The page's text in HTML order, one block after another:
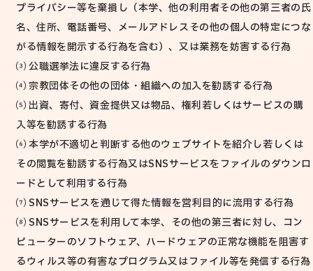
プライバシー等を棄損し（本学、他の利用者その他の第三者の氏
名、住所、電話番号、メールアドレスその他の個人の特定につな
がる情報を開示する行為を含む）、又は業務を妨害する行為
⑶ 公職選挙法に違反する行為
⑷ 宗教団体その他の団体・組織への加入を勧誘する行為
⑸ 出資、寄付、資金提供又は物品、権利若しくはサービスの購
入等を勧誘する行為
⑹ 本学が不適切と判断する他のウェブサイトを紹介し若しくは
その閲覧を勧誘する行為又はSNSサービスをファイルのダウンロ
ードとして利用する行為
⑺ SNSサービスを通じて得た情報を営利目的に流用する行為
⑻ SNSサービスを利用して本学、その他の第三者に対し、コン
ピューターのソフトウェア、ハードウェアの正常な機能を阻害す
るウィルス等の有害なプログラム又はファイル等を発信する行為